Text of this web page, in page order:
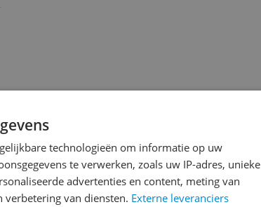
technologieën om informatie op uw
te verwerken, zoals uw IP-adres, unieke
advertenties en content, meting van
verbetering van diensten. Externe leveranciers